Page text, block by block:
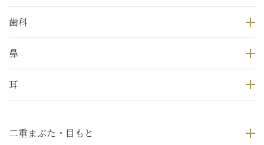
歯科
鼻
耳
二重まぶた・目もと